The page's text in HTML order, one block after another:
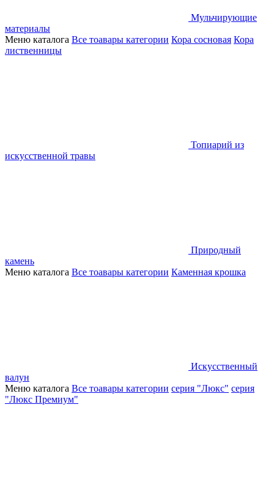
Мульчирующие
материалы
Меню каталога Все тоавары категории Кора сосновая Кора
лиственницы
Топиарий из
искусственной травы
Природный
камень
Меню каталога Все тоавары категории Каменная крошка
Искусственный
валун
Меню каталога Все тоавары категории серия "Люкс" серия
"Люкс Премиум"